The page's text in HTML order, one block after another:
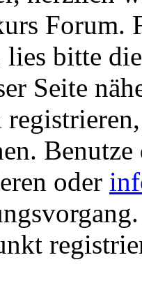
Forum.
lies bitte
Seite
oder